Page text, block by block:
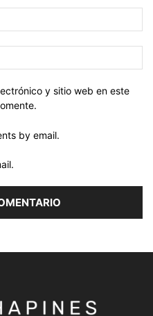
y sitio web en este
by email.